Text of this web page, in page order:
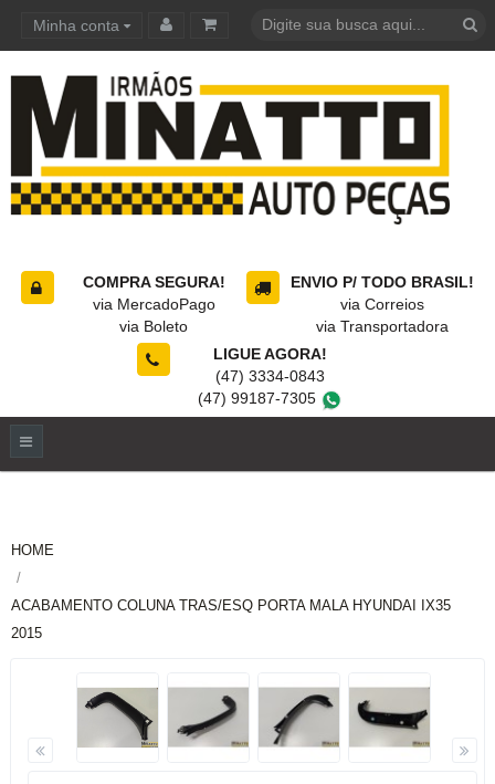
Minha conta
COMPRA SEGURA!
via MercadoPago
via Boleto
ENVIO P/ TODO BRASIL!
via Correios
via Transportadora
LIGUE AGORA!
(47) 3334-0843
(47) 99187-7305
HOME
ACABAMENTO COLUNA TRAS/ESQ PORTA MALA HYUNDAI IX35
2015